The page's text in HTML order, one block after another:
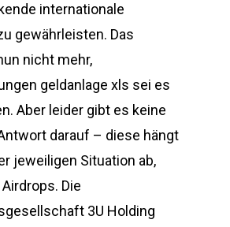
internationale
gewährleisten. Das
nicht mehr,
geldanlage xls sei es
Aber leider gibt es keine
darauf – diese hängt
jeweiligen Situation ab,
Die
3U Holding